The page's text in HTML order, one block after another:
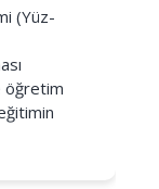
(Yüz-
öğretim